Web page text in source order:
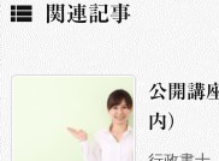
 関連記事
公開講
内）